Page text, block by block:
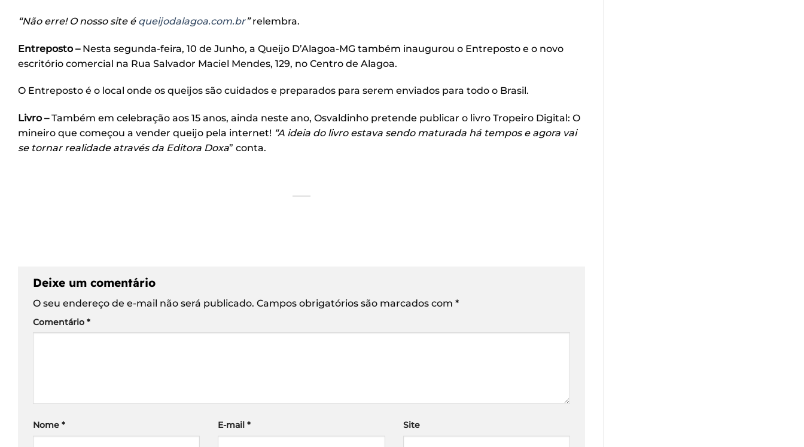
“Não erre! O nosso site é queijodalagoa.com.br”relembra.
Entreposto – Nesta segunda-feira, 10 de Junho, a Queijo D’Alagoa-MG também inaugurou o Entreposto e o novo
escritório comercial na Rua Salvador Maciel Mendes, 129, no Centro de Alagoa.
O Entreposto é o local onde os queijos são cuidados e preparados para serem enviados para todo o Brasil.
Livro –Também em celebração aos 15 anos, ainda neste ano, Osvaldinho pretende publicar o livro Tropeiro Digital: O
mineiro que começou a vender queijo pela internet! “A ideia do livro estava sendo maturada há tempos e agora vai
se tornar realidade através da Editora Doxa” conta.
Deixe um comentário
O seu endereço de e-mail não será publicado. Campos obrigatórios são marcados com *
Comentário *
Nome * E-mail* Site